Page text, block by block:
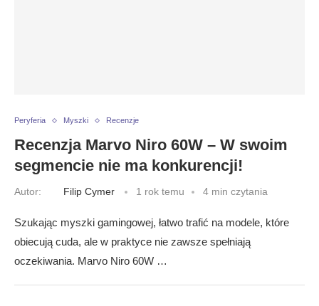
Peryferia Myszki Recenzje
Recenzja Marvo Niro 60W – W swoim
segmencie nie ma konkurencji!
Autor: Filip Cymer 1 rok temu 4 min czytania
Szukając myszki gamingowej, łatwo trafić na modele, które
obiecują cuda, ale w praktyce nie zawsze spełniają
oczekiwania. Marvo Niro 60W …